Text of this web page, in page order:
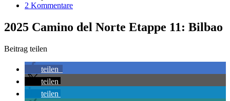
2 Kommentare
2025 Camino del Norte Etappe 11: Bilbao
Beitrag teilen
teilen
teilen
teilen